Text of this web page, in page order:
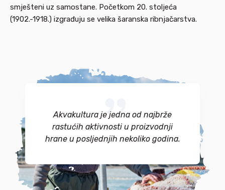
smješteni uz samostane. Početkom 20. stoljeća
(1902.-1918.) izgrađuju se velika šaranska ribnjačarstva.
Akvakultura je jedna od najbrže
rastućih aktivnosti u proizvodnji
hrane u posljednjih nekoliko godina.